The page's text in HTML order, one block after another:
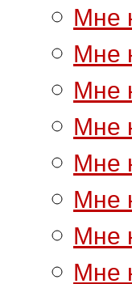
Мне
Мне
Мне
Мне
Мне
Мне
Мне
Мне